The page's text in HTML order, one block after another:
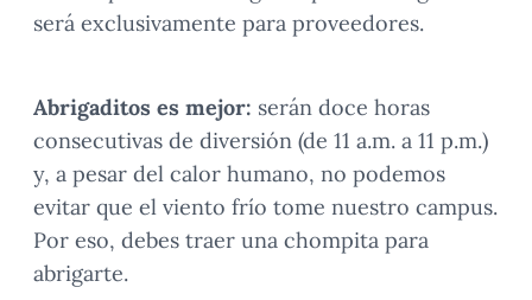
será exclusivamente para proveedores.
Abrigaditos es mejor: serán doce horas
consecutivas de diversión (de 11 a.m. a 11 p.m.)
y, a pesar del calor humano, no podemos
evitar que el viento frío tome nuestro campus.
Por eso, debes traer una chompita para
abrigarte.